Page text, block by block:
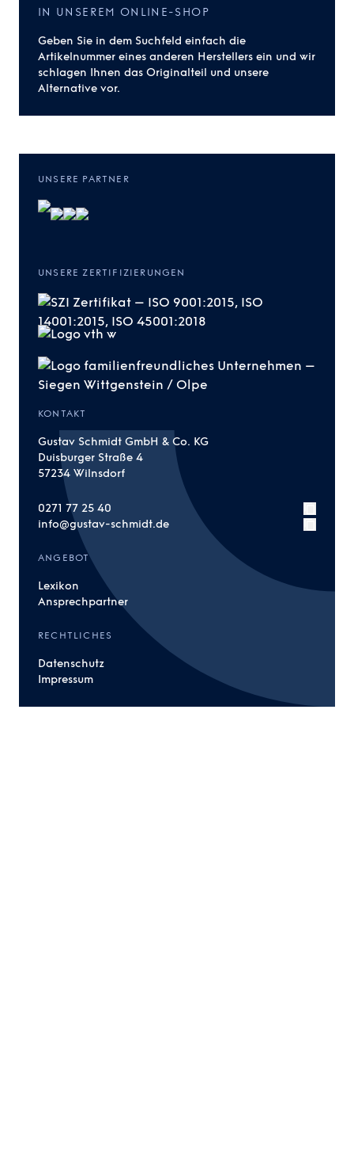
IN UNSEREM ONLINE-SHOP
Geben Sie in dem Suchfeld einfach die
Artikelnummer eines anderen Herstellers ein und wir
schlagen Ihnen das Originalteil und unsere
Alternative vor.
UNSERE PARTNER
UNSERE ZERTIFIZIERUNGEN
KONTAKT
Gustav Schmidt GmbH & Co. KG
Duisburger Straße 4
57234 Wilnsdorf
0271 77 25 40
info@gustav-schmidt.de
ANGEBOT
Lexikon
Ansprechpartner
RECHTLICHES
Datenschutz
Impressum